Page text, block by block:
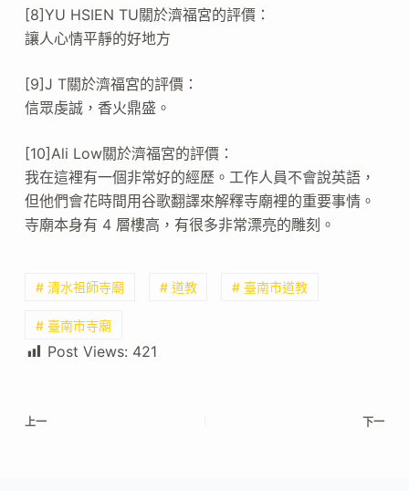
[8]YU HSIEN TU關於濟福宮的評價：
讓人心情平靜的好地方
[9]J T關於濟福宮的評價：
信眾虔誠，香火鼎盛。
[10]Ali Low關於濟福宮的評價：
我在這裡有一個非常好的經歷。工作人員不會說英語，
但他們會花時間用谷歌翻譯來解釋寺廟裡的重要事情。
寺廟本身有 4 層樓高，有很多非常漂亮的雕刻。
# 清水祖師寺廟 # 道教 # 臺南市道教
# 臺南市寺廟
Post Views: 421
上一 下一